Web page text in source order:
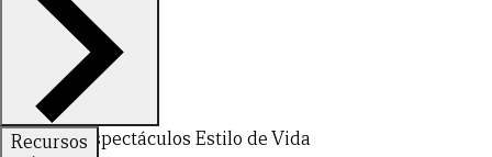
DeportesEspectáculos Estilo de Vida
Recursos
CERRAR